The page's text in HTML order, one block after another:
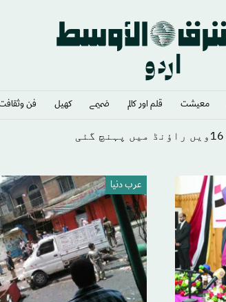
معيشت قلم اور كالم ضميمے كهيل فن
عرب دنیا